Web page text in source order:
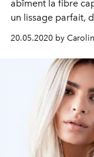
abîment la fibre
un lissage parfait,
ne requièrent ni
20.05.2020 by